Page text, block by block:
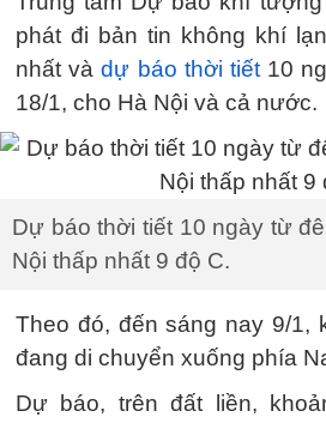
phát đi bản tin không khí
nhất vàdự báo thời tiết10
18/1, cho Hà Nội và cả nước.
Dự báo thời tiết 10 ngày từ
Nội thấp nhất 9 độ C.
Theo đó, đến sáng nay 9/1,
đang di chuyển xuống phía
Dự báo, trên đất liền,